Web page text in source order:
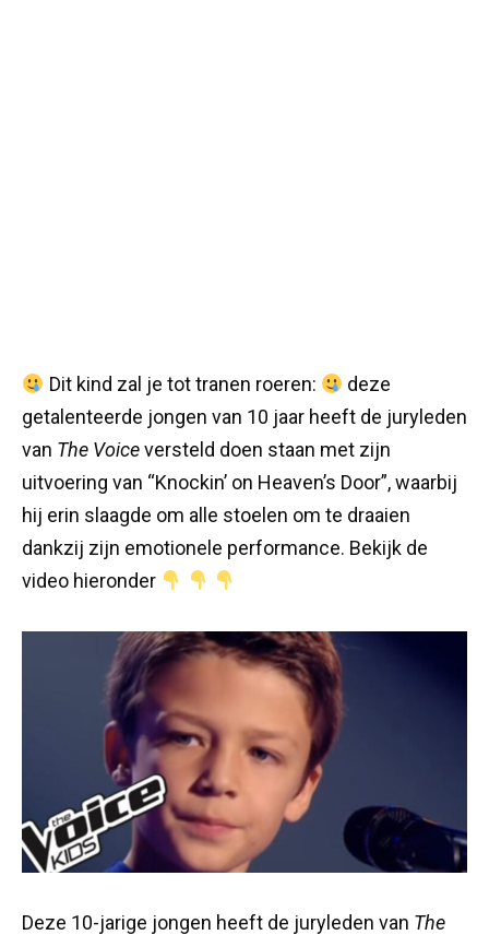
Dit kind zal je tot tranen roeren:
deze
getalenteerde jongen van 10 jaar heeft de juryleden
van The Voiceversteld doen staan met zijn
uitvoering van “Knockin’ on Heaven’s Door”, waarbij
hij erin slaagde om alle stoelen om te draaien
dankzij zijn emotionele performance. Bekijk de
video hieronder
Deze 10-jarige jongen heeft de juryleden van The